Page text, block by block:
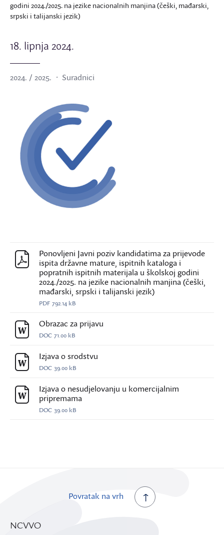
godini 2024./2025. na jezike nacionalnih manjina (češki, mađarski,
srpski i talijanski jezik)
18. lipnja 2024.
2024. / 2025. Suradnici
Ponovljeni Javni poziv kandidatima za prijevode
ispita državne mature, ispitnih kataloga i
popratnih ispitnih materijala u školskoj godini
2024./2025. na jezike nacionalnih manjina (češki,
mađarski, srpski i talijanski jezik)
PDF 792.14 kB
Obrazac za prijavu
DOC 71.00 kB
Izjava o srodstvu
DOC 39.00 kB
Izjava o nesudjelovanju u komercijalnim
pripremama
DOC 39.00 kB
Povratak na vrh
NCVVO